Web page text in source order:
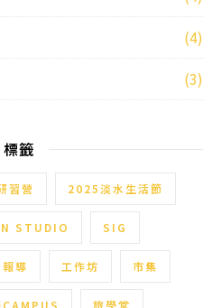
(4)
(3)
標籤
習營 2025淡水生活節
STUDIO SIG
報導 工作坊 市集
旅學堂